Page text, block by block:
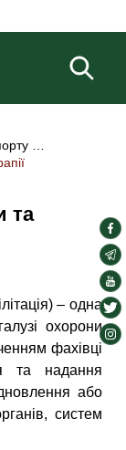
та
– одна
охорони
фахівці
та надання
або
систем